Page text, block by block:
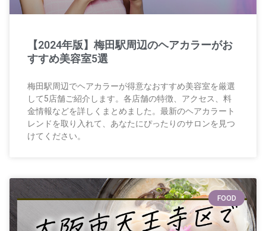
【2024年版】梅田駅周辺のヘアカラーがお
すすめ美容室5選
梅田駅周辺でヘアカラーが得意なおすすめ美容室を厳選
して5店舗ご紹介します。各店舗の特徴、アクセス、料
金情報などを詳しくまとめました。最新のヘアカラート
レンドを取り入れて、あなたにぴったりのサロンを見つ
けてください。
FOOD